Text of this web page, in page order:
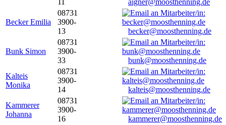
aigner@moosthenning.de
Becker Emilia
08731
3900-
13
becker@moosthenning.de
Bunk Simon
08731
3900-
33
bunk@moosthenning.de
Kalteis
Monika
08731
3900-
14
kalteis@moosthenning.de
Kammerer
Johanna
08731
3900-
16
kammerer@moosthenning.de